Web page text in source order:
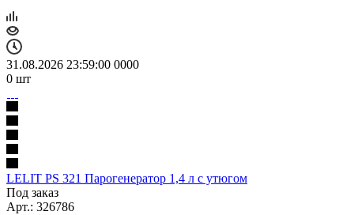
31.08.2026 23:59:00 0000
0 шт
LELIT PS 321 Парогенератор 1,4 л с утюгом
Под заказ
Арт.: 326786